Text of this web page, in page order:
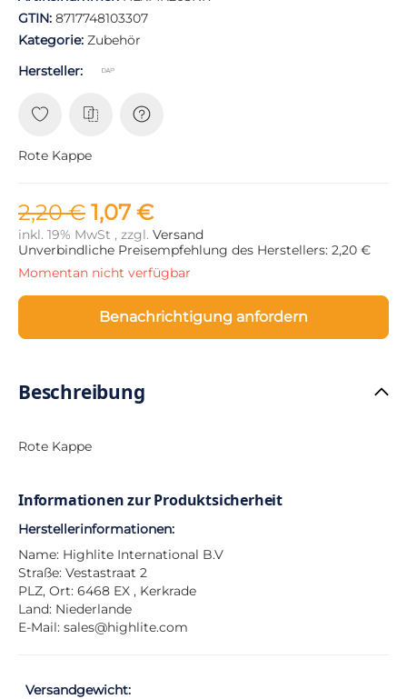
GTIN: 8717748103307
Kategorie: Zubehör
Hersteller:
Rote Kappe
2,20 € 1,07 €
inkl. 19% MwSt , zzgl. Versand
Unverbindliche Preisempfehlung des Herstellers: 2,20 €
Momentan nicht verfügbar
Benachrichtigung anfordern
Beschreibung
Rote Kappe
Informationen zur Produktsicherheit
Herstellerinformationen:
Name: Highlite International B.V
Straße: Vestastraat 2
PLZ, Ort: 6468 EX , Kerkrade
Land: Niederlande
E-Mail: sales@highlite.com
Versandgewicht: